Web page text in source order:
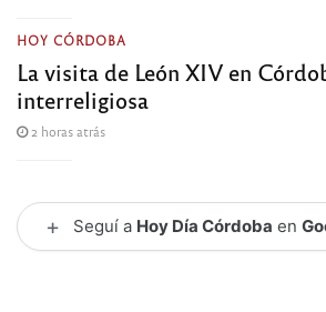
HOY CÓRDOBA
La visita de León XIV en
interreligiosa
2 horas atrás
+ Seguí a Hoy Día Córdoba en